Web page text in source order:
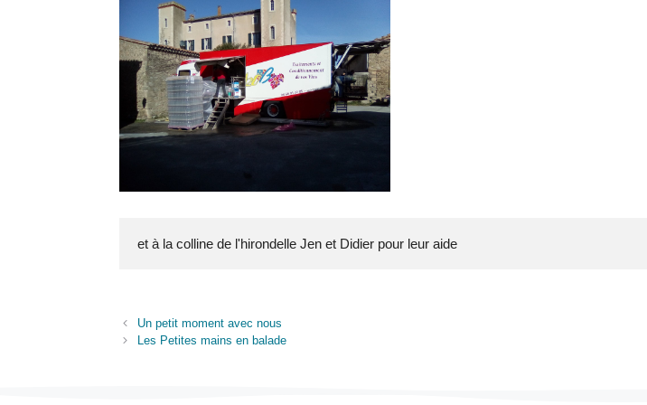
et à la colline de l'hirondelle Jen et Didier pour leur aide
Un petit moment avec nous
Les Petites mains en balade